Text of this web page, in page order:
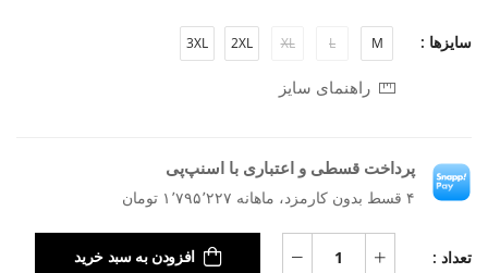
سایزها : M
L
XL
2XL
3XL
راهنمای سایز
پرداخت قسطی و اعتباری با اسنپ‌پی
۴ قسط بدون کارمزد، ماهانه ۱٬۷۹۵٬۲۲۷ تومان
تعداد : افزودن به سبد خرید